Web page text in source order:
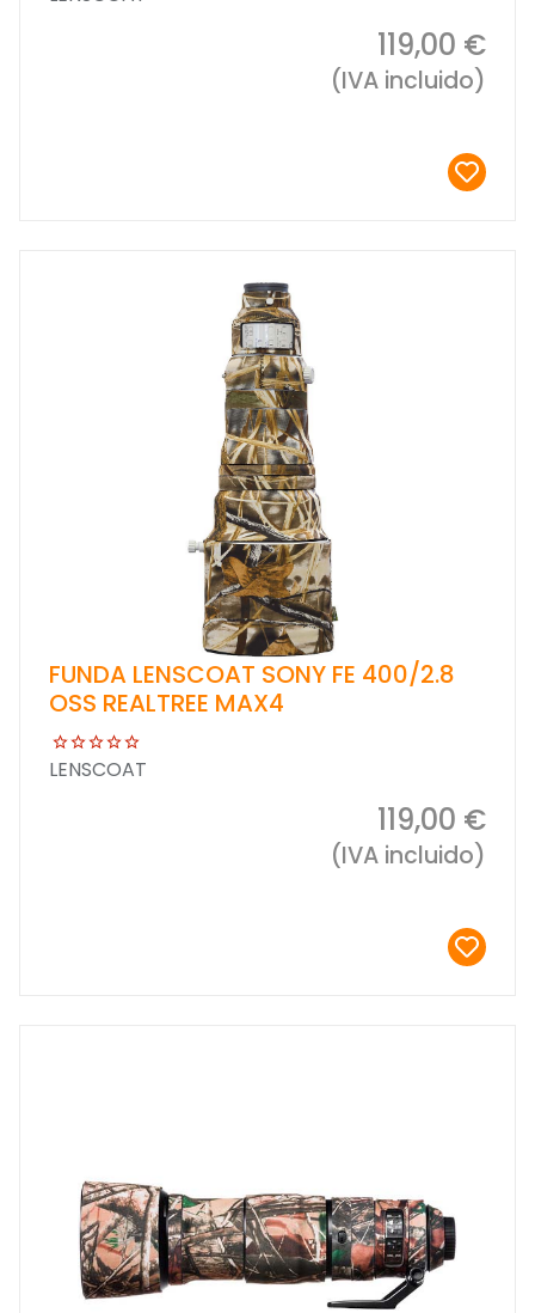
119,00 €
(IVA incluido)
FUNDA LENSCOAT SONY FE 400/2.8
OSS REALTREE MAX4
LENSCOAT
119,00 €
(IVA incluido)